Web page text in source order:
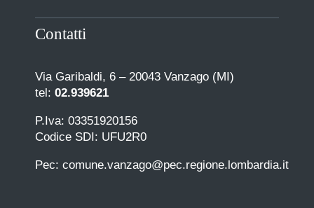
Contatti
Via Garibaldi, 6 – 20043 Vanzago (MI)
tel: 02.939621
P.Iva: 03351920156
Codice SDI: UFU2R0
Pec: comune.vanzago@pec.regione.lombardia.it